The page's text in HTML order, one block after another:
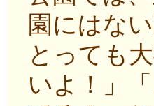
園にはな
とっても
いよ！」